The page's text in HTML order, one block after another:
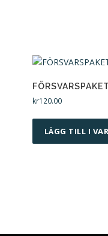
kr120.00
LÄGG TILL I